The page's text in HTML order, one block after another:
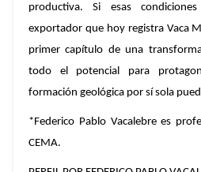
productiva. Si esas
exportador que hoy registra Vaca
primer capítulo de una
todo el potencial para
formación geológica por sí sola
*Federico Pablo Vacalebre es
CEMA.